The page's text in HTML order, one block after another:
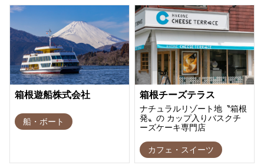
箱根遊船株式会社
船・ボート
箱根チーズテラス
ナチュラルリゾート地〝箱根
発〟の カップ入りバスクチ
ーズケーキ専門店
カフェ・スイーツ